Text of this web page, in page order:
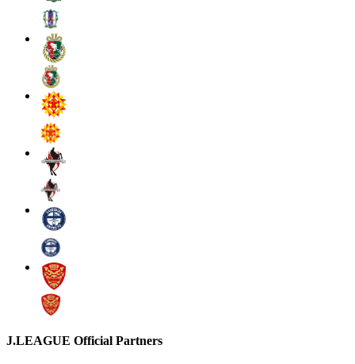
J.LEAGUE Official Partners